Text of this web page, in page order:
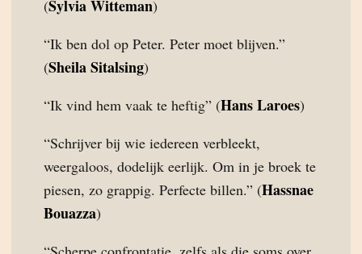
(Sylvia Witteman)
“Ik ben dol op Peter. Peter moet blijven.”
(Sheila Sitalsing)
“Ik vind hem vaak te heftig” (Hans Laroes)
“Schrijver bij wie iedereen verbleekt,
weergaloos, dodelijk eerlijk. Om in je broek te
piesen, zo grappig. Perfecte billen.” (Hassnae
Bouazza)